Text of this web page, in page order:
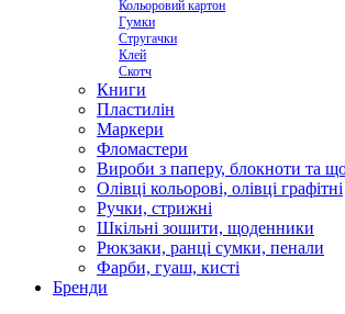
Кольоровий картон
Гумки
Стругачки
Клей
Скотч
Книги
Пластилін
Маркери
Фломастери
Вироби з паперу, блокноти та
Олівці кольорові, олівці графітні
Ручки, стрижні
Шкільні зошити, щоденники
Рюкзаки, ранці сумки, пенали
Фарби, гуаш, кисті
Бренди